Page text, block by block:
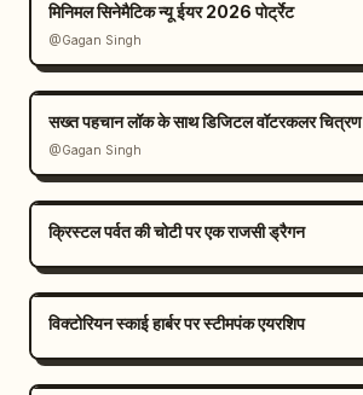
मिनिमल सिनेमैटिक न्यू ईयर 2026 पोर्ट्रेट
@Gagan Singh
सख्त पहचान लॉक के साथ डिजिटल वॉटरकलर चित्रण
@Gagan Singh
क्रिस्टल पर्वत की चोटी पर एक राजसी ड्रैगन
विक्टोरियन स्काई हार्बर पर स्टीमपंक एयरशिप